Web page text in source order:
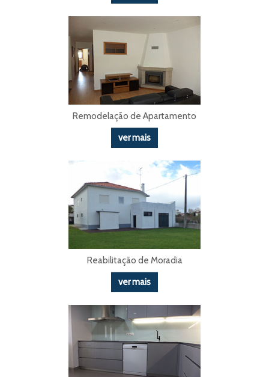
Remodelação de Apartamento
ver mais
Reabilitação de Moradia
ver mais